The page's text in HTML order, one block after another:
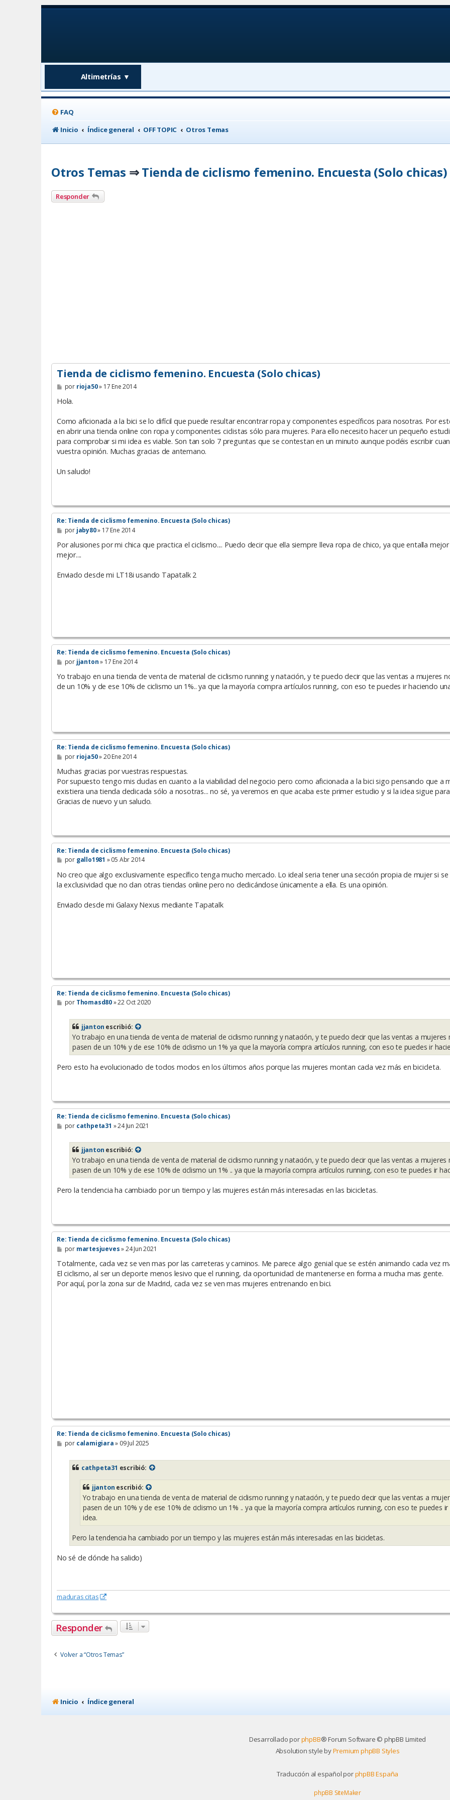
Altimetrías ▼
FAQ
Inicio
Índice general OFF TOPIC Otros Temas
Otros Temas ⇒ Tienda de ciclismo femenino. Encuesta (Solo chicas)
Responder
Tienda de ciclismo femenino. Encuesta (Solo chicas)
M
e
n
j
e
por rioja50» 17 Ene 2014
Hola.
Como aficionada a la bici se lo difícil que puede resultar encontrar ropa y componentes específicos para nosotras. Por
en abrir una tienda online con ropa y componentes ciclistas sólo para mujeres. Para ello necesito hacer un pequeño
para comprobar si mi idea es viable. Son tan solo 7 preguntas que se contestan en un minuto aunque podéis escribir
vuestra opinión. Muchas gracias de antemano.
Un saludo!
Re: Tienda de ciclismo femenino. Encuesta (Solo chicas)
M
e
n
a
e
por jaby80» 17 Ene 2014
Por alusiones por mi chica que practica el ciclismo.... Puedo decir que ella siempre lleva ropa de chico, ya que entalla
mejor....
Enviado desde mi LT18i usando Tapatalk 2
Re: Tienda de ciclismo femenino. Encuesta (Solo chicas)
M
e
n
a
por jjanton» 17 Ene 2014
Yo trabajo en una tienda de venta de material de ciclismo running y natación, y te puedo decir que las ventas a mujeres
de un 10% y de ese 10% de ciclismo un 1%.. ya que la mayoría compra artículos running, con eso te puedes ir haciendo
Re: Tienda de ciclismo femenino. Encuesta (Solo chicas)
M
e
n
a
j
e
por rioja50»20 Ene 2014
Muchas gracias por vuestras respuestas.
Por supuesto tengo mis dudas en cuanto a la viabilidad del negocio pero como aficionada a la bici sigo pensando que a
existiera una tienda dedicada sólo a nosotras... no sé, ya veremos en que acaba este primer estudio y si la idea sigue
Gracias de nuevo y un saludo.
Re: Tienda de ciclismo femenino. Encuesta (Solo chicas)
M
n
a
e
por gallo1981 »05 Abr 2014
No creo que algo exclusivamente específico tenga mucho mercado. Lo ideal seria tener una sección propia de mujer si
la exclusividad que no dan otras tiendas online pero no dedicándose únicamente a ella. Es una opinión.
Enviado desde mi Galaxy Nexus mediante Tapatalk
Re: Tienda de ciclismo femenino. Encuesta (Solo chicas)
M
por Thomasd80»22 Oct 2020
jjanton escribió:
Yo trabajo en una tienda de venta de material de ciclismo running y natación, y te puedo decir que las ventas a mujeres
pasen de un 10% y de ese 10% de ciclismo un 1% ya que la mayoría compra artículos running, con eso te puedes ir
Pero esto ha evolucionado de todos modos en los últimos años porque las mujeres montan cada vez más en bicicleta.
Re: Tienda de ciclismo femenino. Encuesta (Solo chicas)
M
e
por cathpeta31 »24 Jun 2021
jjanton escribió:
Yo trabajo en una tienda de venta de material de ciclismo running y natación, y te puedo decir que las ventas a mujeres
pasen de un 10% y de ese 10% de ciclismo un 1% .. ya que la mayoría compra artículos running, con eso te puedes ir
Pero la tendencia ha cambiado por un tiempo y las mujeres están más interesadas en las bicicletas.
Re: Tienda de ciclismo femenino. Encuesta (Solo chicas)
M
e
n
a
j
por martesjueves»24 Jun 2021
Totalmente, cada vez se ven mas por las carreteras y caminos. Me parece algo genial que se estén animando cada vez
El ciclismo, al ser un deporte menos lesivo que el running, da oportunidad de mantenerse en forma a mucha mas gente.
Por aquí, por la zona sur de Madrid, cada vez se ven mas mujeres entrenando en bici.
Re: Tienda de ciclismo femenino. Encuesta (Solo chicas)
M
e
por calamigiara» 09 Jul 2025
cathpeta31 escribió:
jjanton escribió:
Yo trabajo en una tienda de venta de material de ciclismo running y natación, y te puedo decir que las ventas a
pasen de un 10% y de ese 10% de ciclismo un 1% .. ya que la mayoría compra artículos running, con eso te puedes
idea.
Pero la tendencia ha cambiado por un tiempo y las mujeres están más interesadas en las bicicletas.
No sé de dónde ha salido)
maduras citas
Responder
Volver a “Otros Temas”
Inicio Índice general
Desarrollado porphpBB® Forum Software © phpBB Limited
Absolution style byPremium phpBB Styles
Traducción al español porphpBB España
phpBB SiteMaker